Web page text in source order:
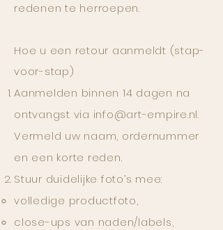
redenen te herroepen.
Hoe u een retour aanmeldt (stap-
voor-stap)
Aanmelden binnen 14 dagen na
ontvangst via info@art-empire.nl.
Vermeld uw naam, ordernummer
en een korte reden.
Stuur duidelijke foto’s mee:
volledige productfoto,
close-ups van naden/labels,